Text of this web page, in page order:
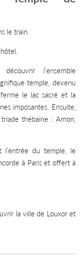
le train.
l’ensemble
temple, devenu
le lac sacré et la
imposantes. Ensuite,
thébaine : Amon,
l’entrée du temple, le
à Paris et offert à
la ville de Louxor et